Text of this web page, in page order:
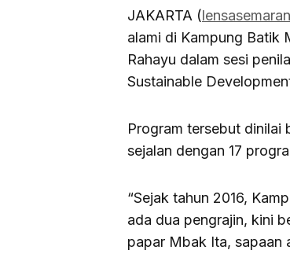
JAKARTA (
alami di Kampung Batik
Rahayu dalam sesi
Sustainable
Program tersebut dinilai
sejalan dengan 17
“Sejak tahun 2016,
ada dua pengrajin, kini
papar Mbak Ita, sapaan